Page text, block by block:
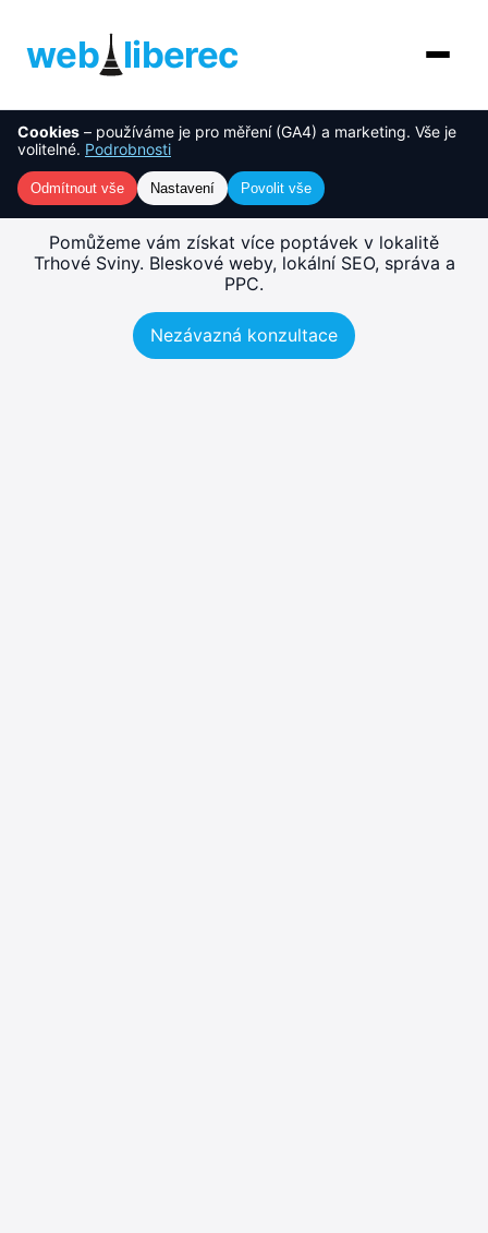
web liberec
O nás
Služby
NOVINKA
AI řešení
Cookies – používáme je pro měření (GA4) a marketing. Vše je
volitelné. Podrobnosti
Odmítnout vše Nastavení Povolit vše
Tvorba webu Trhové Sviny
– rychlé, SEO-ready weby
Pomůžeme vám získat více poptávek v lokalitě
Trhové Sviny. Bleskové weby, lokální SEO, správa a
PPC.
Nezávazná konzultace